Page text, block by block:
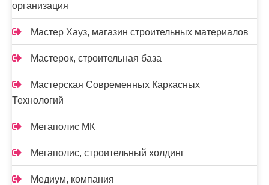
организация
Мастер Хауз, магазин строительных материалов
Мастерок, строительная база
Мастерская Современных Каркасных
Технологий
Мегаполис МК
Мегаполис, строительный холдинг
Медиум, компания